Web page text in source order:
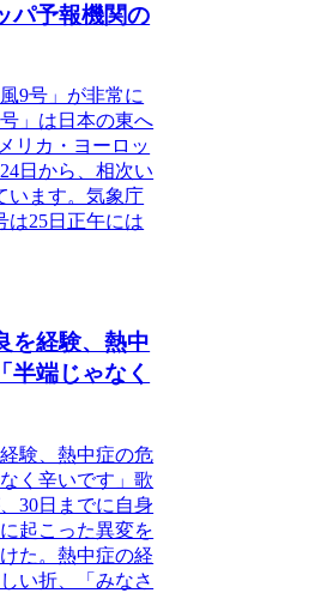
パ予報機関の
9号」が非常に
」は日本の東へ
リカ・ヨーロッ
日から、相次い
います。気象庁
は25日正午には
を経験、熱中
半端じゃなく
験、熱中症の危
く辛いです」歌
30日までに自身
起こった異変を
た。熱中症の経
い折、「みなさ